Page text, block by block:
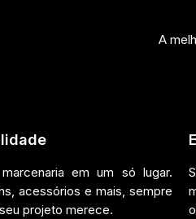
A
em um só lugar.
acessórios e mais, sempre
projeto merece.